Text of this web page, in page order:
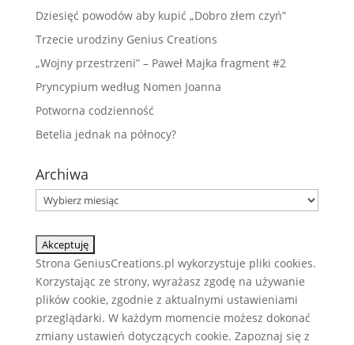
Dziesięć powodów aby kupić „Dobro złem czyń”
Trzecie urodziny Genius Creations
„Wojny przestrzeni” – Paweł Majka fragment #2
Pryncypium według Nomen Joanna
Potworna codzienność
Betelia jednak na północy?
Archiwa
Archiwa
Strona GeniusCreations.pl wykorzystuje pliki cookies.
Korzystając ze strony, wyrażasz zgodę na używanie
plików cookie, zgodnie z aktualnymi ustawieniami
przeglądarki. W każdym momencie możesz dokonać
zmiany ustawień dotyczących cookie. Zapoznaj się z